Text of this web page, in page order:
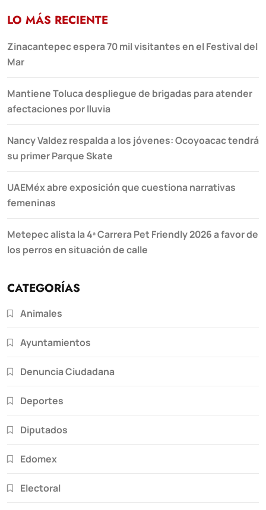
LO MÁS RECIENTE
Zinacantepec espera 70 mil visitantes en el Festival del
Mar
Mantiene Toluca despliegue de brigadas para atender
afectaciones por lluvia
Nancy Valdez respalda a los jóvenes: Ocoyoacac tendrá
su primer Parque Skate
UAEMéx abre exposición que cuestiona narrativas
femeninas
Metepec alista la 4ª Carrera Pet Friendly 2026 a favor de
los perros en situación de calle
CATEGORÍAS
Animales
Ayuntamientos
Denuncia Ciudadana
Deportes
Diputados
Edomex
Electoral